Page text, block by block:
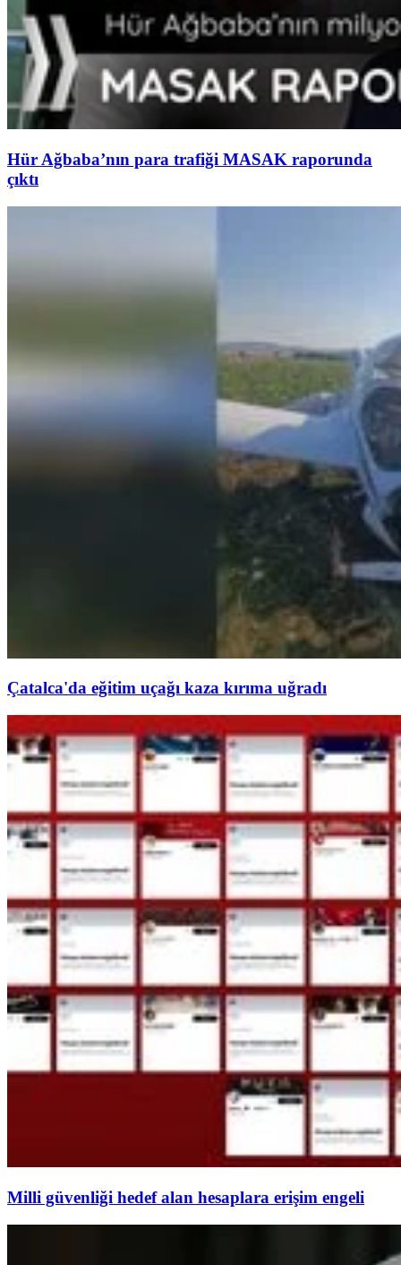
Hür Ağbaba’nın para trafiği MASAK raporunda
çıktı
Çatalca'da eğitim uçağı kaza kırıma uğradı
Milli güvenliği hedef alan hesaplara erişim engeli